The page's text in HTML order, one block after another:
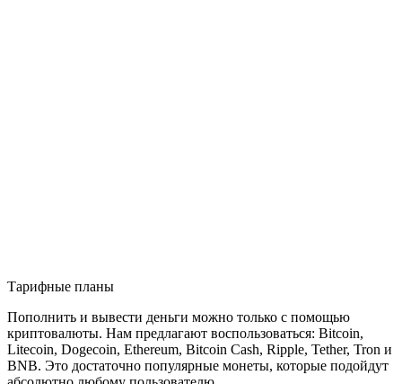
Тарифные планы
Пополнить и вывести деньги можно только с помощью
криптовалюты. Нам предлагают воспользоваться: Bitcoin,
Litecoin, Dogecoin, Ethereum, Bitcoin Cash, Ripple, Tether, Tron и
BNB. Это достаточно популярные монеты, которые подойдут